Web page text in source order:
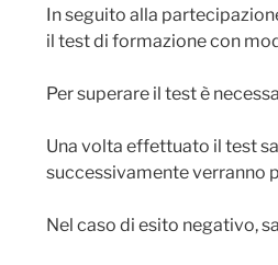
In seguito alla
il test di formazione con
Per superare il test è
Una volta effettuato il test
successivamente verranno
Nel caso di esito negativo,